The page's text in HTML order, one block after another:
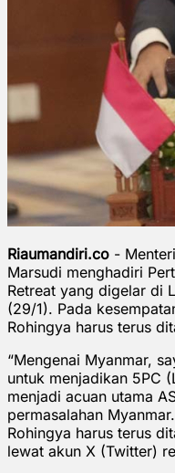
Riaumandiri.co -
Marsudi menghadiri
Retreat yang digelar di
(29/1). Pada
Rohingya harus terus
“Mengenai Myanmar,
untuk menjadikan 5PC
menjadi acuan utama
permasalahan
Rohingya harus terus
lewat akun X (Twitter)